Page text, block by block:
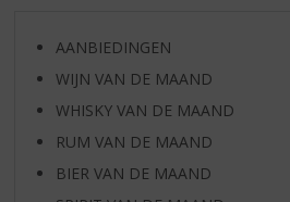
AANBIEDINGEN
WIJN VAN DE MAAND
WHISKY VAN DE MAAND
RUM VAN DE MAAND
BIER VAN DE MAAND